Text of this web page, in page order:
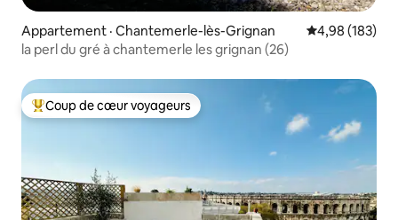
Appartement · Chantemerle-lès-Grignan Note
4,98 (183)
la perl du gré à chantemerle les grignan (26)
Coup de cœur voyageurs parmi les plus aimés
Coup de cœur voyageurs